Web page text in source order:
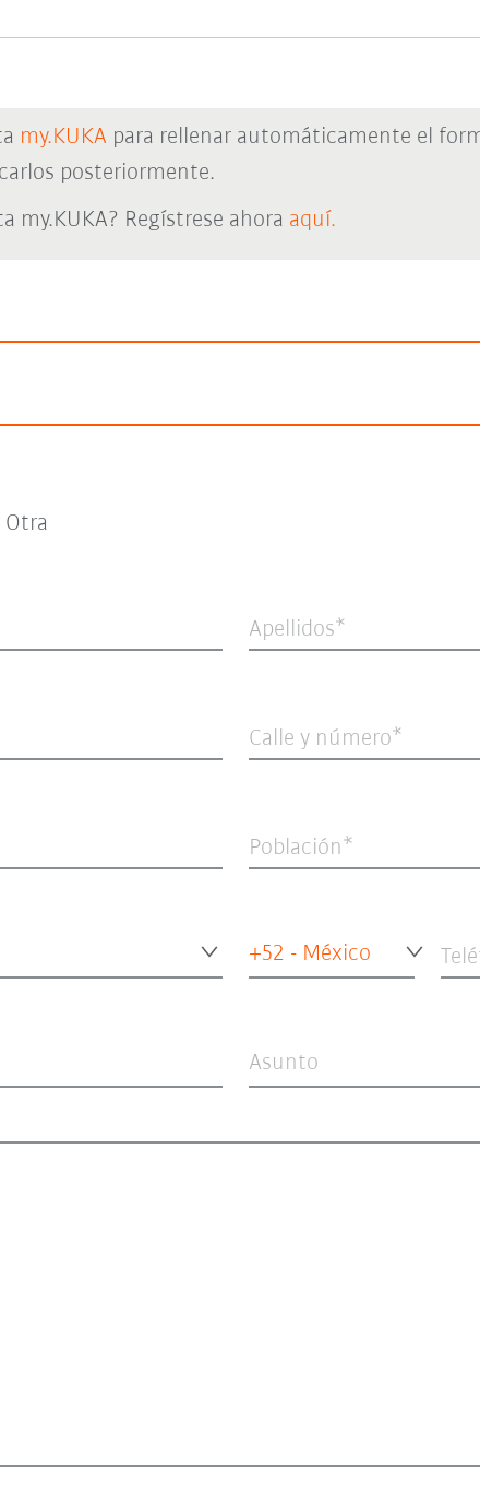
my.KUKA para rellenar automáticamente el
posteriormente.
my.KUKA? Regístrese ahora aquí.
Otra
Apellidos
Calle y número
Población
+52 - México
Asunto